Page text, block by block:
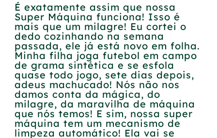
É exatamente assim que nossa
Super Máquina funciona! Isso é
mais que um milagre! Eu cortei o
dedo cozinhando na semana
passada, ele já está novo em folha.
Minha filha joga futebol em campo
de grama sintética e se esfola
quase todo jogo, sete dias depois,
adeus machucado! Nós não nos
damos conta da mágica, do
milagre, da maravilha de máquina
que nós temos! E sim, nossa super
máquina tem um mecanismo de
limpeza automático! Ela vai se